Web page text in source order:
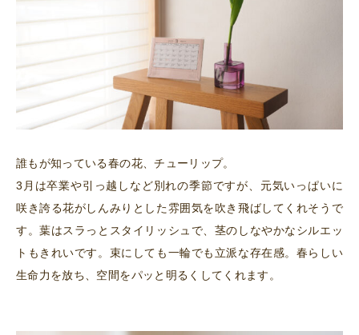
誰もが知っている春の花、チューリップ。
3月は卒業や引っ越しなど別れの季節ですが、元気いっぱいに
咲き誇る花がしんみりとした雰囲気を吹き飛ばしてくれそうで
す。葉はスラっとスタイリッシュで、茎のしなやかなシルエッ
トもきれいです。束にしても一輪でも立派な存在感。春らしい
生命力を放ち、空間をパッと明るくしてくれます。